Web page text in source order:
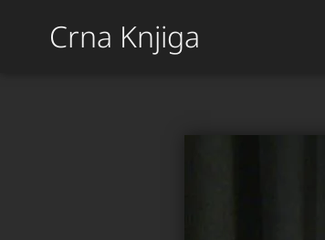
Crna Knjiga